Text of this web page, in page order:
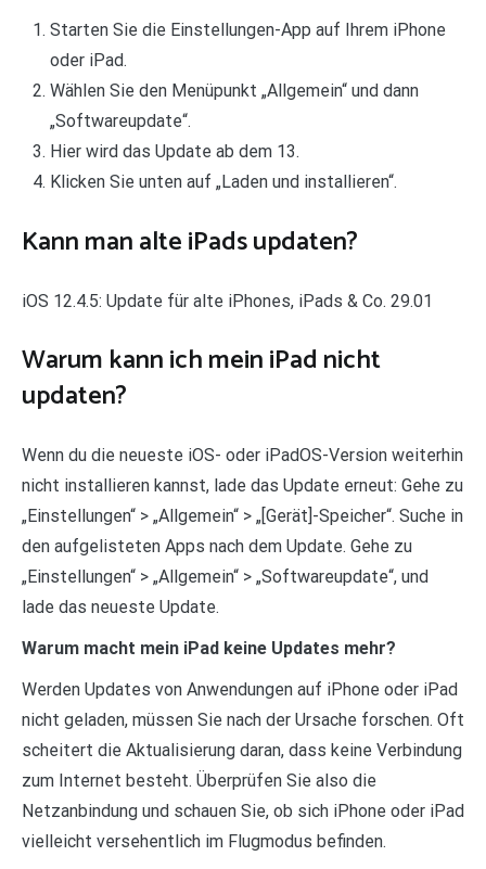
Starten Sie die Einstellungen-App auf Ihrem iPhone
oder iPad.
Wählen Sie den Menüpunkt „Allgemein“ und dann
„Softwareupdate“.
Hier wird das Update ab dem 13.
Klicken Sie unten auf „Laden und installieren“.
Kann man alte iPads updaten?
iOS 12.4.5: Update für alte iPhones, iPads & Co. 29.01
Warum kann ich mein iPad nicht
updaten?
Wenn du die neueste iOS- oder iPadOS-Version weiterhin
nicht installieren kannst, lade das Update erneut: Gehe zu
„Einstellungen“ > „Allgemein“ > „[Gerät]-Speicher“. Suche in
den aufgelisteten Apps nach dem Update. Gehe zu
„Einstellungen“ > „Allgemein“ > „Softwareupdate“, und
lade das neueste Update.
Warum macht mein iPad keine Updates mehr?
Werden Updates von Anwendungen auf iPhone oder iPad
nicht geladen, müssen Sie nach der Ursache forschen. Oft
scheitert die Aktualisierung daran, dass keine Verbindung
zum Internet besteht. Überprüfen Sie also die
Netzanbindung und schauen Sie, ob sich iPhone oder iPad
vielleicht versehentlich im Flugmodus befinden.